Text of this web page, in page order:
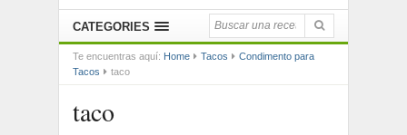
CATEGORIES
Te encuentras aquí: Home Tacos
Condimento para
Tacos
taco
taco